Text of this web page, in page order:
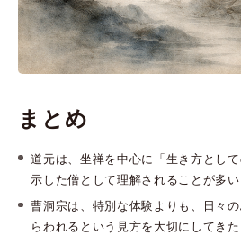
まとめ
道元は、坐禅を中心に「生き方とし
示した僧として理解されることが多い
曹洞宗は、特別な体験よりも、日々
らわれるという見方を大切にしてきた